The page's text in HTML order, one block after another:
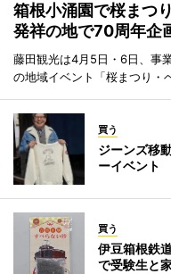
箱根小涌園で桜まつ
発祥の地で70周年企
藤田観光は4月5日・6日、事
の地域イベント「桜まつり・
買う
ジーンズ移
ーイベント
買う
伊豆箱根鉄
で受験生と